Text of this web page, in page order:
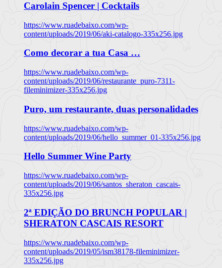
Carolain Spencer | Cocktails
https://www.ruadebaixo.com/wp-
content/uploads/2019/06/aki-catalogo-335x256.jpg
Como decorar a tua Casa …
https://www.ruadebaixo.com/wp-
content/uploads/2019/06/restaurante_puro-7311-
fileminimizer-335x256.jpg
Puro, um restaurante, duas personalidades
https://www.ruadebaixo.com/wp-
content/uploads/2019/06/hello_summer_01-335x256.jpg
Hello Summer Wine Party
https://www.ruadebaixo.com/wp-
content/uploads/2019/06/santos_sheraton_cascais-
335x256.jpg
2ª EDIÇÃO DO BRUNCH POPULAR |
SHERATON CASCAIS RESORT
https://www.ruadebaixo.com/wp-
content/uploads/2019/05/ism38178-fileminimizer-
335x256.jpg